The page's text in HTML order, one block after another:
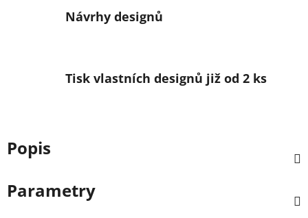
Návrhy designů
Tisk vlastních designů již od 2 ks
Popis
Parametry